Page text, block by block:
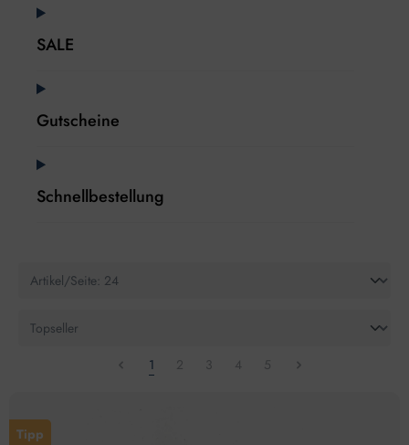
SALE
Gutscheine
Schnellbestellung
1 2 3 4 5
Tipp